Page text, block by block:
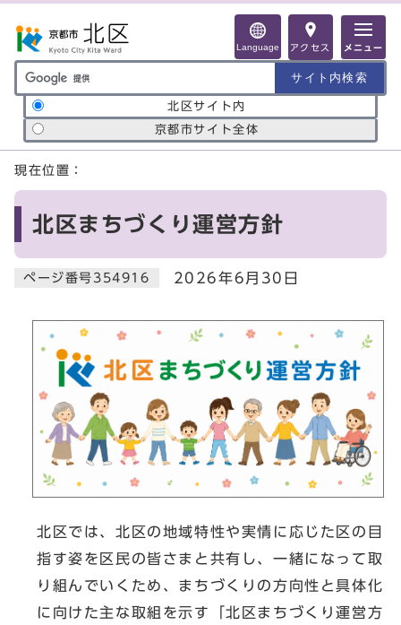
Language アクセス メニュー
サイト内検索の範囲
北区サイト内
京都市サイト全体
ここから本文です
現在位置：
北区まちづくり運営方針
ページ番号354916 2026年6月30日
北区では、北区の地域特性や実情に応じた区の目
指す姿を区民の皆さまと共有し、一緒になって取
り組んでいくため、まちづくりの方向性と具体化
に向けた主な取組を示す「北区まちづくり運営方